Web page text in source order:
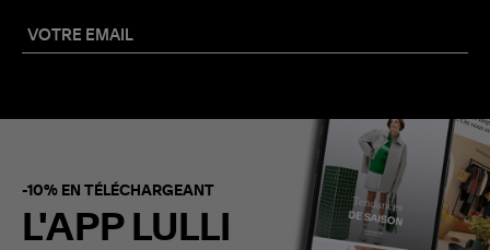
-10% EN TÉLÉCHARGEANT
L'APP LULLI